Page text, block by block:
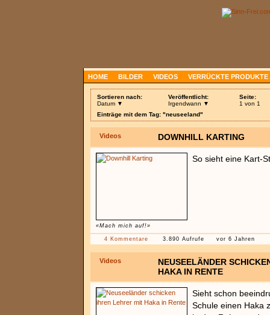
HOME BILDER VIDEOS VERRÜCKTE PRODUKTE
Sortieren nach:
Datum ▼
Veröffentlicht:
Irgendwann ▼
Seite:
1 von 1
Einträge mit dem Tag: "neuseeland"
Videos DOWNHILL KARTING
«Mach mich auf!»
So sieht eine Kart-
4 Kommentare 3.890 Aufrufe vor 6 Jahren
Videos
NEUSEELÄNDER
HAKA IN RENTE
Sieht schon
Schule einen Haka